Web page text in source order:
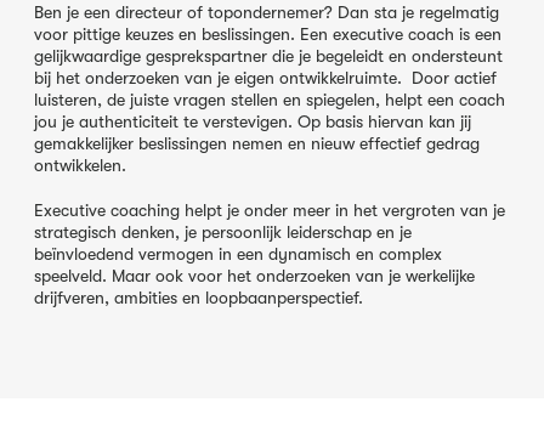
Ben je een directeur of topondernemer? Dan sta je regelmatig
voor pittige keuzes en beslissingen. Een executive coach is een
gelijkwaardige gesprekspartner die je begeleidt en ondersteunt
bij het onderzoeken van je eigen ontwikkelruimte. Door actief
luisteren, de juiste vragen stellen en spiegelen, helpt een coach
jou je authenticiteit te verstevigen. Op basis hiervan kan jij
gemakkelijker beslissingen nemen en nieuw effectief gedrag
ontwikkelen.
Executive coaching helpt je onder meer in het vergroten van je
strategisch denken, je persoonlijk leiderschap en je
beïnvloedend vermogen in een dynamisch en complex
speelveld. Maar ook voor het onderzoeken van je werkelijke
drijfveren, ambities en loopbaanperspectief.